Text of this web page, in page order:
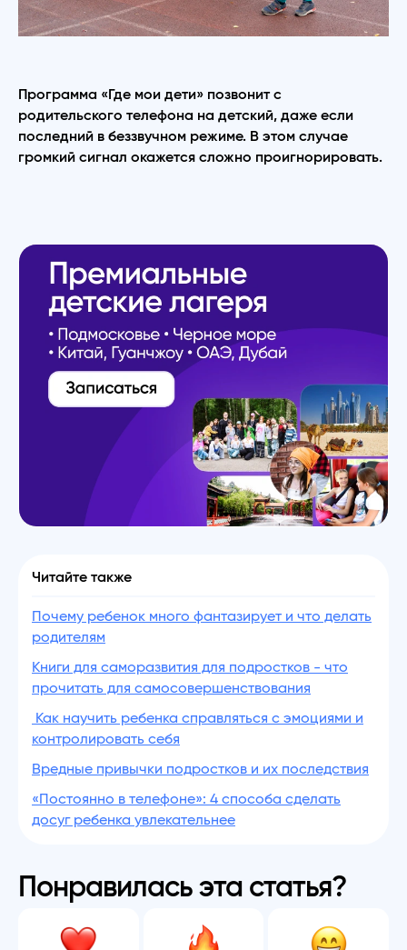
Программа «Где мои дети» позвонит с
родительского телефона на детский, даже если
последний в беззвучном режиме. В этом случае
громкий сигнал окажется сложно проигнорировать.
Читайте также
Почему ребенок много фантазирует и что делать
родителям
Книги для саморазвития для подростков - что
прочитать для самосовершенствования
Как научить ребенка справляться с эмоциями и
контролировать себя
Вредные привычки подростков и их последствия
«Постоянно в телефоне»: 4 способа сделать
досуг ребенка увлекательнее
Понравилась эта статья?